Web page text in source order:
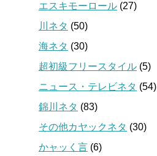
エスキモーロール (27)
川ネタ (50)
海ネタ (30)
超初級フリースタイル (5)
ニュース・テレビネタ (54)
錦川ネタ (83)
その他カヤックネタ (30)
かャッく言 (6)